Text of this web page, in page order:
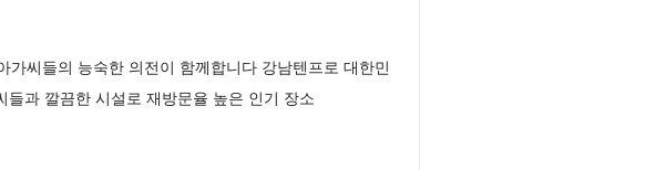
씨들의 능숙한 의전이 함께합니다 강남텐프로 대한민
과 깔끔한 시설로 재방문율 높은 인기 장소